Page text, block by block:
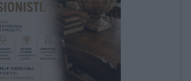
COMPLETO
MOBILI
CAMERE